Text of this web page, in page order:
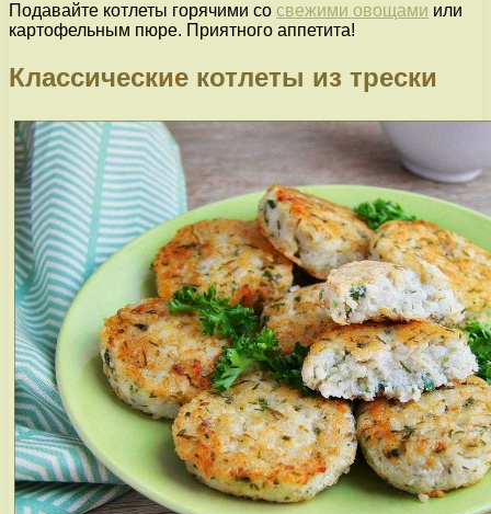
Подавайте котлеты горячими со свежими овощами или
картофельным пюре. Приятного аппетита!
Классические котлеты из трески